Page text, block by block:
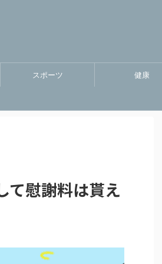
スポーツ 健康
て慰謝料は貰え